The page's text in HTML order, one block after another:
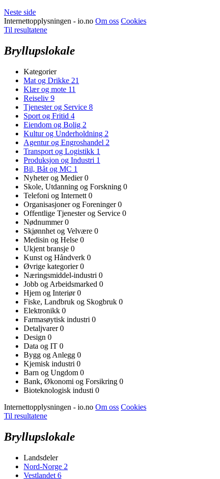
Neste side
Internettopplysningen - io.no Om oss Cookies
Til resultatene
Bryllupslokale
Kategorier
Mat og Drikke 21
Klær og mote 11
Reiseliv 9
Tjenester og Service 8
Sport og Fritid 4
Eiendom og Bolig 2
Kultur og Underholdning 2
Agentur og Engroshandel 2
Transport og Logistikk 1
Produksjon og Industri 1
Bil, Båt og MC 1
Nyheter og Medier0
Skole, Utdanning og Forskning 0
Telefoni og Internett 0
Organisasjoner og Foreninger0
Offentlige Tjenester og Service 0
Nødnummer0
Skjønnhet og Velvære 0
Medisin og Helse 0
Ukjent bransje 0
Kunst og Håndverk 0
Øvrige kategorier0
Næringsmiddel-industri 0
Jobb og Arbeidsmarked 0
Hjem og Interiør0
Fiske, Landbruk og Skogbruk 0
Elektronikk 0
Farmasøytisk industri 0
Detaljvarer0
Design 0
Data og IT 0
Bygg og Anlegg 0
Kjemisk industri 0
Barn og Ungdom 0
Bank, Økonomi og Forsikring 0
Bioteknologisk industi 0
Internettopplysningen - io.no Om oss Cookies
Til resultatene
Bryllupslokale
Landsdeler
Nord-Norge 2
Vestlandet 6